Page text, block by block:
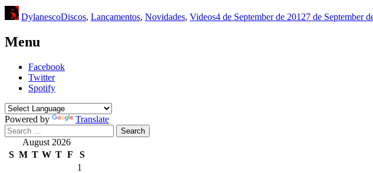
DylanescoDiscos, Lançamentos, Novidades, Videoson
4 de September de 20127 de September
Menu
Primary
Navigation
Facebook
Twitter
Spotify
Powered by
Translate
Search
for: August 2026
S M T W T F
S
1